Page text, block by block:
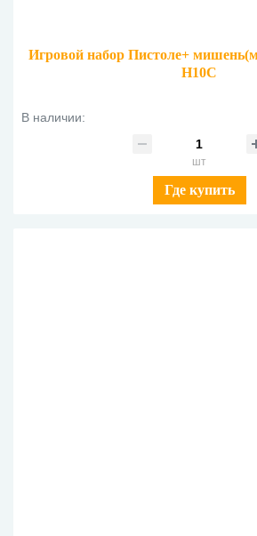
Игровой набор Пистоле+
Н10С
В наличии:
шт
Где купить